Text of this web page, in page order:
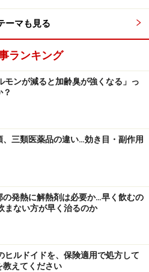
ーマも見る
ランキング
モンが減ると加齢臭が強くなる」っ
、三類医薬品の違い…効き目・副作用
の発熱に解熱剤は必要か…早く飲むの
まない方が早く治るのか
ヒルドイドを、保険適用で処方して
教えてください